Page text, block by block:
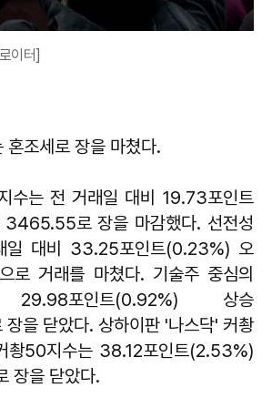
이터]
혼조세로 장을 마쳤다.
수는 전 거래일 대비 19.73포인트
로 장을 마감했다. 선전성
일 대비 33.25포인트(0.23%) 오
로 거래를 마쳤다. 기술주 중심의
29.98포인트(0.92%) 상승
을 닫았다. 상하이판 '나스닥' 커촹
촹50지수는 38.12포인트(2.53%)
장을 닫았다.